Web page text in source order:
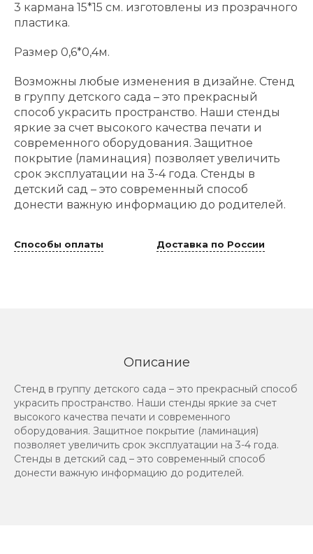
3 кармана 15*15 см. изготовлены из прозрачного
пластика.
Размер 0,6*0,4м.
Возможны любые изменения в дизайне. Стенд
в группу детского сада – это прекрасный
способ украсить пространство. Наши стенды
яркие за счет высокого качества печати и
современного оборудования. Защитное
покрытие (ламинация) позволяет увеличить
срок эксплуатации на 3-4 года. Стенды в
детский сад – это современный способ
донести важную информацию до родителей.
Способы оплаты Доставка по России
Описание
Стенд в группу детского сада – это прекрасный способ
украсить пространство. Наши стенды яркие за счет
высокого качества печати и современного
оборудования. Защитное покрытие (ламинация)
позволяет увеличить срок эксплуатации на 3-4 года.
Стенды в детский сад – это современный способ
донести важную информацию до родителей.